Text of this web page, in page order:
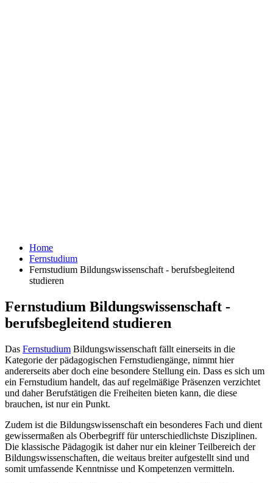
Home
Fernstudium
Fernstudium Bildungswissenschaft - berufsbegleitend
studieren
Fernstudium Bildungswissenschaft -
berufsbegleitend studieren
Das Fernstudium Bildungswissenschaft fällt einerseits in die
Kategorie der pädagogischen Fernstudiengänge, nimmt hier
andererseits aber doch eine besondere Stellung ein. Dass es sich um
ein Fernstudium handelt, das auf regelmäßige Präsenzen verzichtet
und daher Berufstätigen die Freiheiten bieten kann, die diese
brauchen, ist nur ein Punkt.
Zudem ist die Bildungswissenschaft ein besonderes Fach und dient
gewissermaßen als Oberbegriff für unterschiedlichste Disziplinen.
Die klassische Pädagogik ist daher nur ein kleiner Teilbereich der
Bildungswissenschaften, die weitaus breiter aufgestellt sind und
somit umfassende Kenntnisse und Kompetenzen vermitteln.